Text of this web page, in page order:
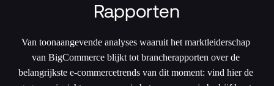
Rapporten
Van toonaangevende analyses waaruit het marktleiderschap
van BigCommerce blijkt tot brancherapporten over de
belangrijkste e-commercetrends van dit moment: vind hier de